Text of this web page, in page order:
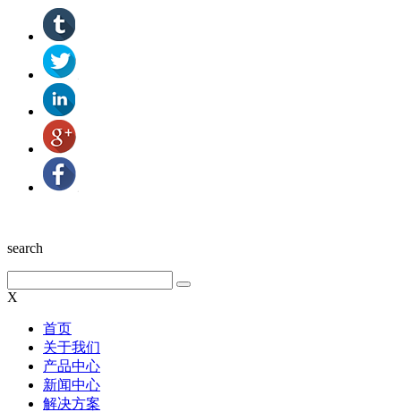
search
X
首页
关于我们
产品中心
新闻中心
解决方案